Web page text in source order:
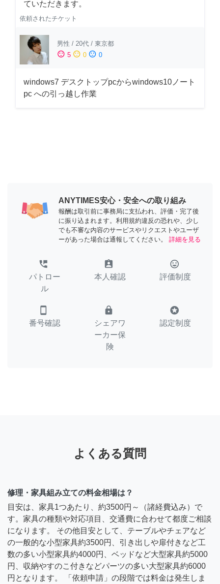
ていただきます。
依頼されたチケット
男性 / 20代 / 東京都
sentiment_satisfied 5 sentiment_neutral 0 sentiment_dissatisfied 0
windows7 デスクトップpcからwindows10ノート
pc への引っ越し作業
ANYTIMES安心・安全への取り組み
報酬は取引前に事務局に支払われ、評価・完了後
に振り込まれます。利用規約違反の恐れや、少し
でも不審な内容のサービスやリクエストやユーザ
ーがあった場合は通報してください。
詳細を見る
perm_phone_msg
パトロー
ル
assignment_ind
本人確認
tag_faces
評価制度
smartphone
番号確認
lock
シェアワ
ーカー保
険
stars
認定制度
よくある質問
修理・家具組み立ての料金相場は？
目安は、家具1つあたり、約3500円～（諸経費込み）で
す。家具の種類や対応項目、交通費に合わせて都度ご相談
になります。 その他目安として、テーブルやチェアなど
の一般的な小型家具約3500円、引き出しや扉付きなど工
数の多い小型家具約4000円、ベッドなど大型家具約5000
円、収納やすのこ付きなどパーツの多い大型家具約6000
円となります。 「依頼申請」の段階では料金は発生しま